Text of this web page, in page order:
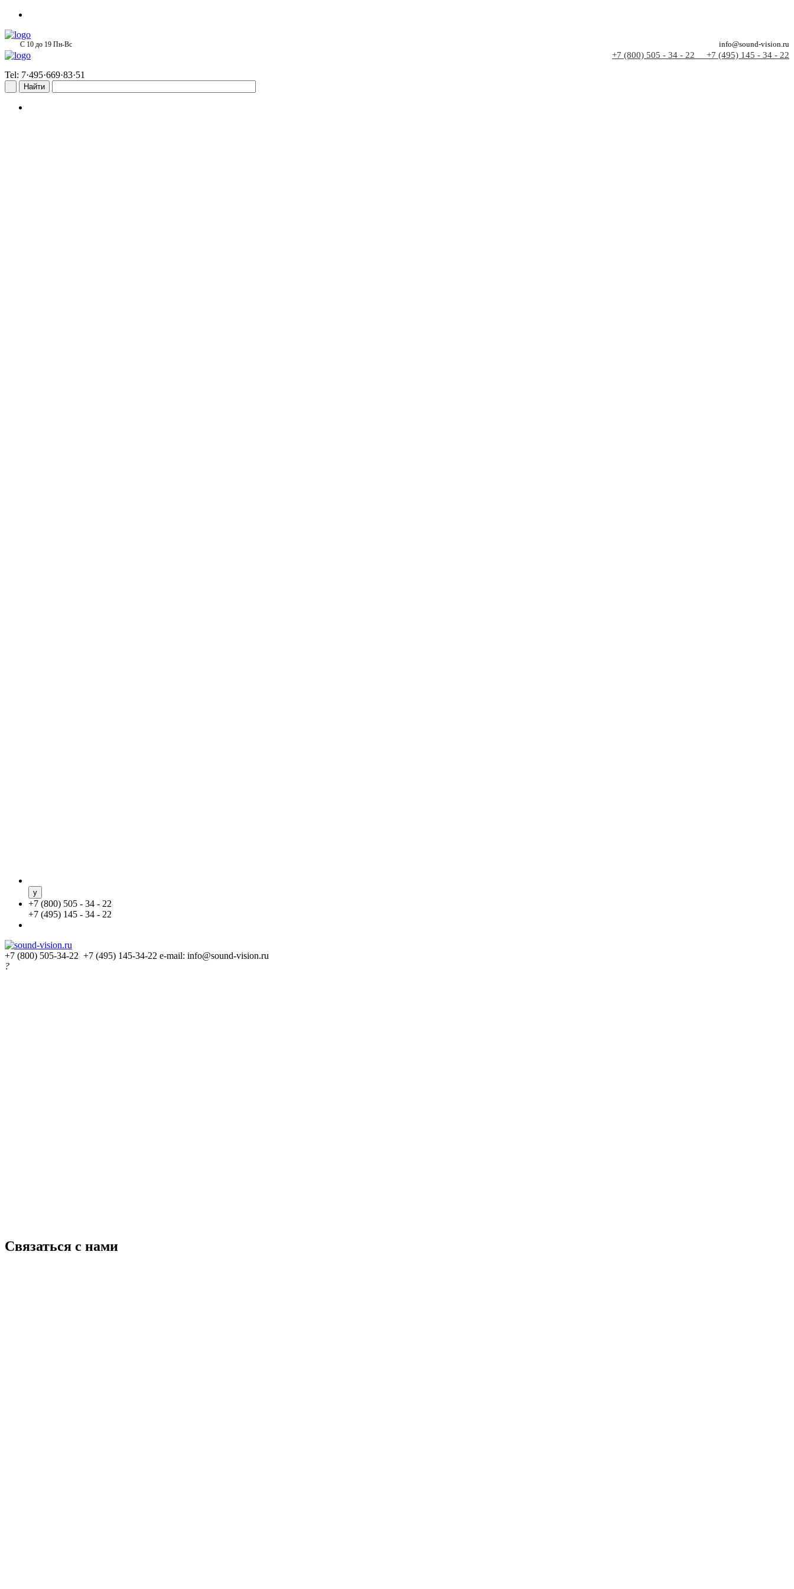
С 10 до 19 Пн-Вс info@sound-vision.ru
+7 (800) 505 - 34 - 22 +7 (495) 145 - 34 - 22
Tel: 7·495·669·83·51
+7 (800) 505 - 34 - 22
+7 (495) 145 - 34 - 22
+7 (800) 505-34-22 +7 (495) 145-34-22 e-mail: info@sound-vision.ru
?
Связаться с нами